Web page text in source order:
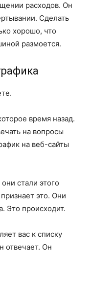
расходов. Он
Сделать
хорошо, что
размоется.
время назад.
на вопросы
на веб-сайты
стали этого
это. Они
Это происходит.
вас к списку
отвечает. Он